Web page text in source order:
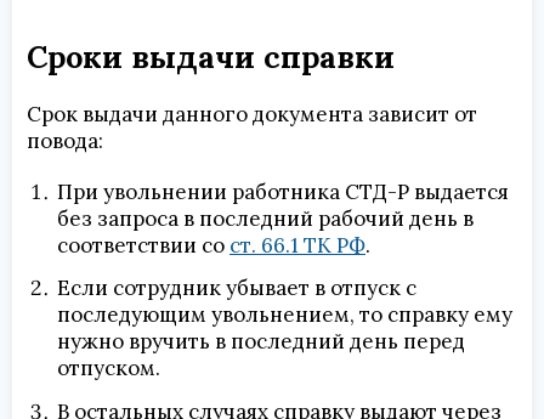
Сроки выдачи справки
Срок выдачи данного документа зависит от
повода:
При увольнении работника СТД-Р выдается
без запроса в последний рабочий день в
соответствии со ст. 66.1 ТК РФ.
Если сотрудник убывает в отпуск с
последующим увольнением, то справку ему
нужно вручить в последний день перед
отпуском.
В остальных случаях справку выдают через